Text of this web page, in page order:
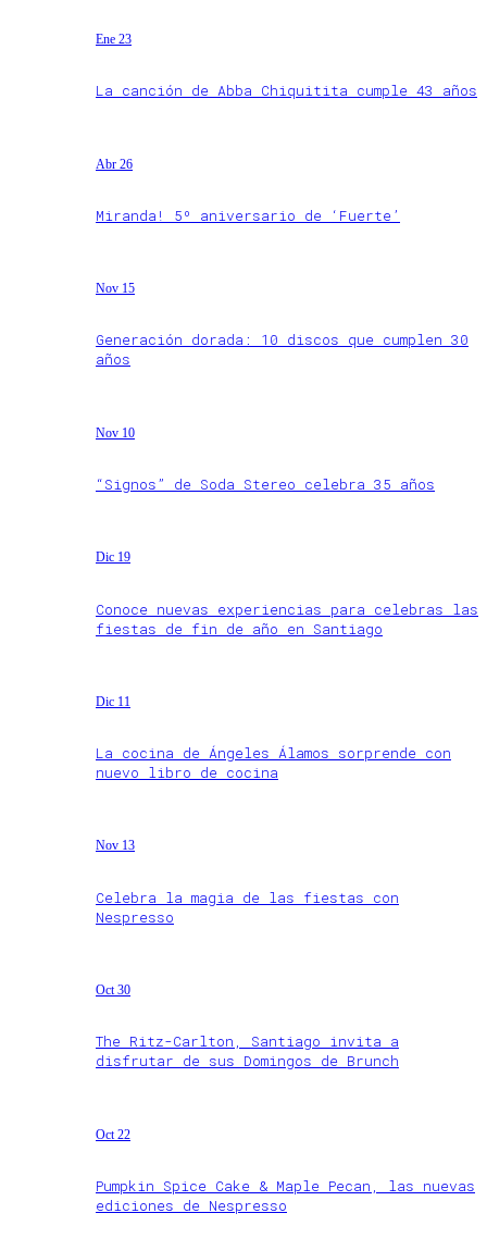
Ene 23
La canción de Abba Chiquitita cumple 43 años
Abr 26
Miranda! 5º aniversario de ‘Fuerte’
Nov 15
Generación dorada: 10 discos que cumplen 30
años
Nov 10
“Signos” de Soda Stereo celebra 35 años
Dic 19
Conoce nuevas experiencias para celebras las
fiestas de fin de año en Santiago
Dic 11
La cocina de Ángeles Álamos sorprende con
nuevo libro de cocina
Nov 13
Celebra la magia de las fiestas con
Nespresso
Oct 30
The Ritz-Carlton, Santiago invita a
disfrutar de sus Domingos de Brunch
Oct 22
Pumpkin Spice Cake & Maple Pecan, las nuevas
ediciones de Nespresso